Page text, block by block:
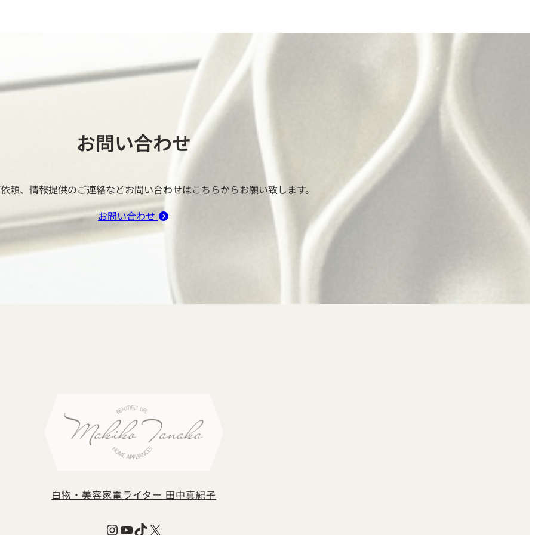
お問い合わせ
頼、情報提供のご連絡などお問い合わせはこちらからお願い致します。
お問い合わせ
白物・美容家電ライター 田中真紀子
Instagram
YouTube
TikTok
X